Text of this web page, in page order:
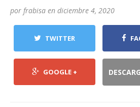
por frabisa en diciembre 4, 2020
TWITTER
GOOGLE +